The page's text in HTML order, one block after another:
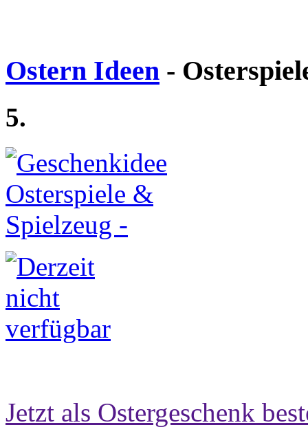
Ostern Ideen -
5.
Jetzt als Ostergeschenk